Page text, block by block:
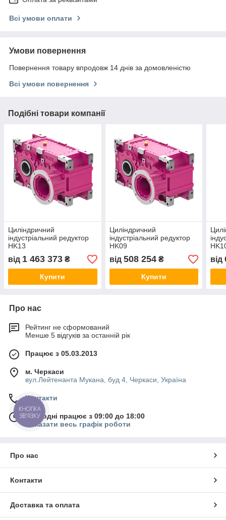
Всі умови оплати
Умови повернення
Повернення товару впродовж 14 днів за домовленістю
Всі умови повернення
Подібні товари компанії
Циліндричний
індустріальний редуктор
HK13
від 1 463 373 ₴
Купити
Циліндричний
індустріальний редуктор
HK09
від 508 254₴
Купити
від
Про нас
Рейтинг не сформований
Менше 5 відгуків за останній рік
Працює з 05.03.2013
м. Черкаси
вул.Лейтенанта Мукана, буд 4, Черкаси, Україна
Контакти
Сьогодні працює з 09:00 до 18:00
Показати весь графік роботи
Про нас
Контакти
Доставка та оплата
КНОПКА
ЗВ'ЯЗКУ